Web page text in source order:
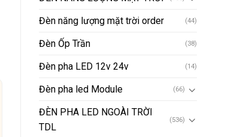
Đèn năng lượng mặt trời order (44)
Đèn Ốp Trần (38)
Đèn pha LED 12v 24v (14)
Đèn pha led Module (66)
ĐÈN PHA LED NGOÀI TRỜI
TDL
(536)